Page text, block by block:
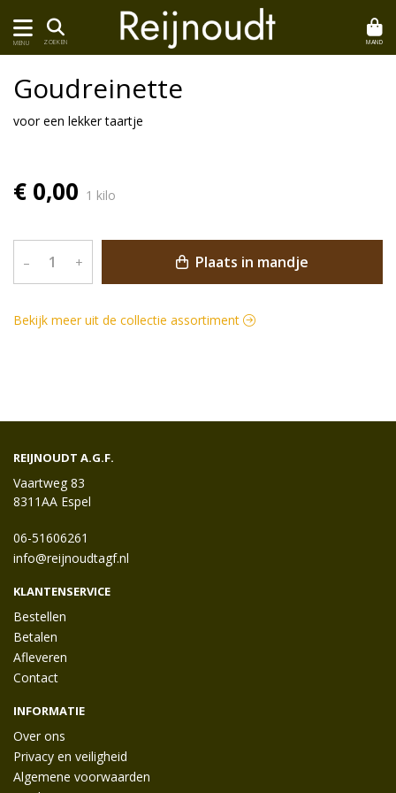
MENU ZOEKEN MAND
Goudreinette
voor een lekker taartje
€ 0,00 1 kilo
– + Plaats in mandje
Bekijk meer uit de collectie assortiment
REIJNOUDT A.G.F.
Vaartweg 83
8311AA Espel
06-51606261
info@reijnoudtagf.nl
KLANTENSERVICE
Bestellen
Betalen
Afleveren
Contact
INFORMATIE
Over ons
Privacy en veiligheid
Algemene voorwaarden